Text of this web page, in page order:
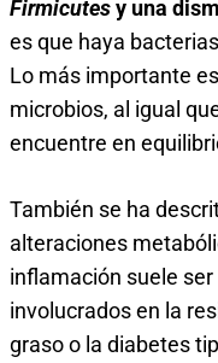
Firmicutesy una
es que haya
Lo más importante
microbios, al igual
encuentre en
También se ha
alteraciones
inflamación suele
involucrados en la
graso o la diabetes